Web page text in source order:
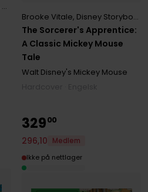
Merrill De Maris
The Sorcerer's Apprentice:
A Classic Mickey Mouse
Tale
Brooke Vitale, Disney Storybook Art Team
Walt Disney's Mickey Mouse
32900
296,10
Medlem
Ikke på nettlager